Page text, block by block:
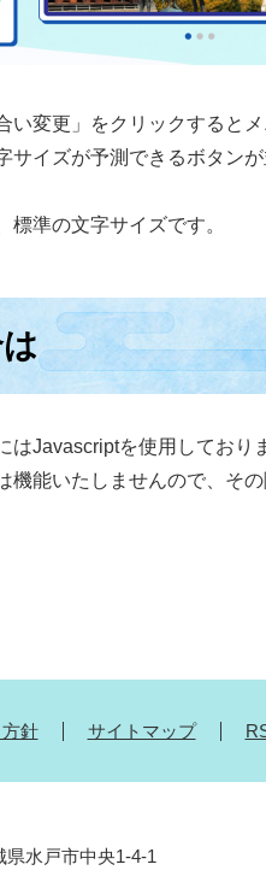
変更」をクリックするとメ
サイズが予測できるボタン
準の文字サイズです。
はJavascriptを使用しており
機能いたしませんので、そ
針 サイトマップ
水戸市中央1-4-1